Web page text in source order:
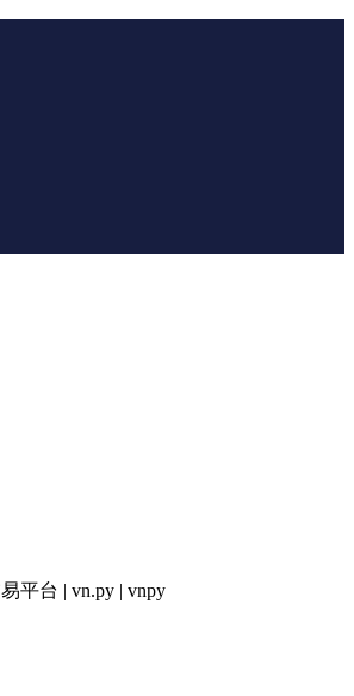
平台 | vn.py | vnpy